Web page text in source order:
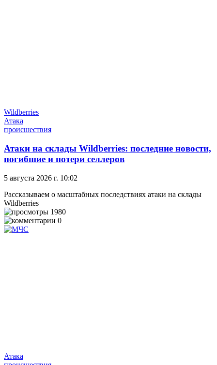
Wildberries
Атака
происшествия
Атаки на склады Wildberries: последние новости,
погибшие и потери селлеров
5 августа 2026 г. 10:02
Рассказываем о масштабных последствиях атаки на склады
Wildberries
1980
0
Атака